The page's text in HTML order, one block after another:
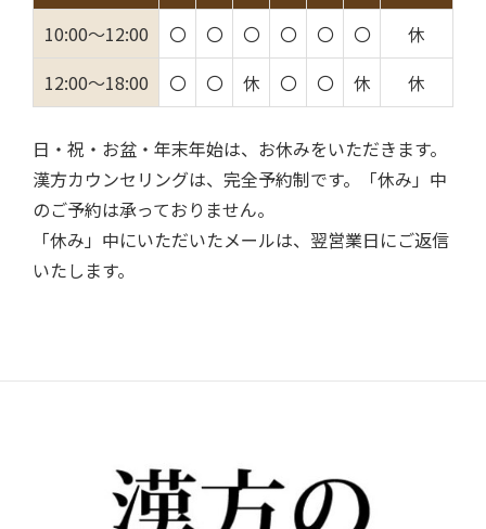
10:00～12:00
〇 〇 〇 〇 〇 〇
休
12:00～18:00
〇 〇 休 〇 〇 休 休
日・祝・お盆・年末年始は、お休みをいただきます。
漢方カウンセリングは、完全予約制です。「休み」中
のご予約は承っておりません。
「休み」中にいただいたメールは、翌営業日にご返信
いたします。